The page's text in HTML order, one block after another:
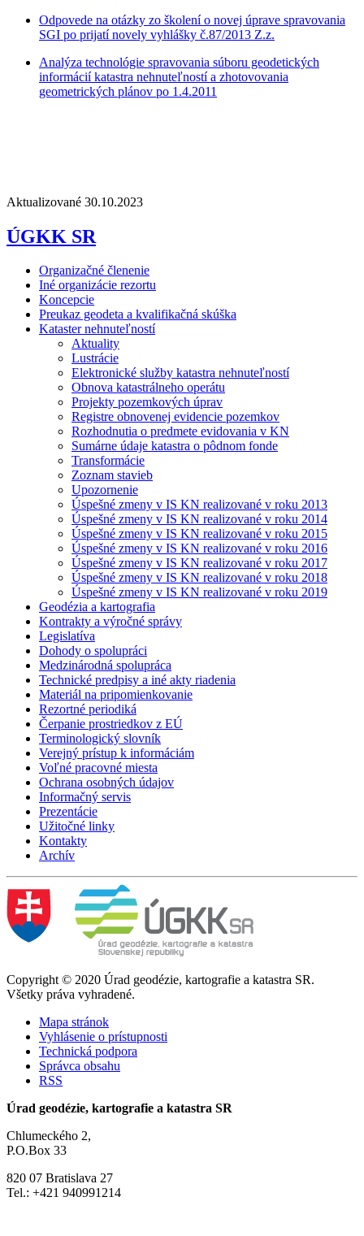
Odpovede na otázky zo školení o novej úprave spravovania
SGI po prijatí novely vyhlášky č.87/2013 Z.z.
Analýza technológie spravovania súboru geodetických
informácií katastra nehnuteľností a zhotovovania
geometrických plánov po 1.4.2011
Aktualizované 30.10.2023
ÚGKK SR
Organizačné členenie
Iné organizácie rezortu
Koncepcie
Preukaz geodeta a kvalifikačná skúška
Kataster nehnuteľností
Aktuality
Lustrácie
Elektronické služby katastra nehnuteľností
Obnova katastrálneho operátu
Projekty pozemkových úprav
Registre obnovenej evidencie pozemkov
Rozhodnutia o predmete evidovania v KN
Sumárne údaje katastra o pôdnom fonde
Transformácie
Zoznam stavieb
Upozornenie
Úspešné zmeny v IS KN realizované v roku 2013
Úspešné zmeny v IS KN realizované v roku 2014
Úspešné zmeny v IS KN realizované v roku 2015
Úspešné zmeny v IS KN realizované v roku 2016
Úspešné zmeny v IS KN realizované v roku 2017
Úspešné zmeny v IS KN realizované v roku 2018
Úspešné zmeny v IS KN realizované v roku 2019
Geodézia a kartografia
Kontrakty a výročné správy
Legislatíva
Dohody o spolupráci
Medzinárodná spolupráca
Technické predpisy a iné akty riadenia
Materiál na pripomienkovanie
Rezortné periodiká
Čerpanie prostriedkov z EÚ
Terminologický slovník
Verejný prístup k informáciám
Voľné pracovné miesta
Ochrana osobných údajov
Informačný servis
Prezentácie
Užitočné linky
Kontakty
Archív
Copyright © 2020 Úrad geodézie, kartografie a katastra SR.
Všetky práva vyhradené.
Mapa stránok
Vyhlásenie o prístupnosti
Technická podpora
Správca obsahu
RSS
Úrad geodézie, kartografie a katastra SR
Chlumeckého 2,
P.O.Box 33
820 07 Bratislava 27
Tel.: +421 940991214